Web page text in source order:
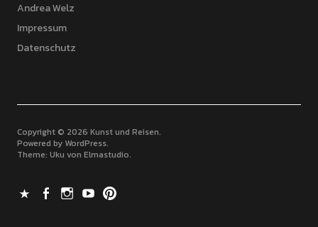
Andrea Welz
Impressum
Datenschutz
Copyright © 2026 Kunst und Reisen
Powered by WordPress
Theme: Uku von Elmastudio